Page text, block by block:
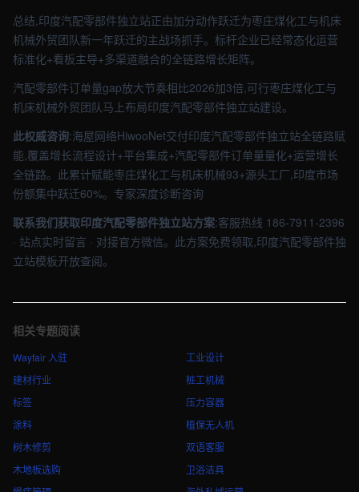
总结,印度汽配零部件独立站正由加分动作跃迁为枣庄煤化工与机床
机械外贸团队新一年跃迁的主战场抓手。标杆企业已经常态化运营
标准化+看板主导+多渠道融合的全链路增长矩阵。
汽配零部件订单量gap放大节奏相比2026加3倍,可行枣庄煤化工与
机床机械外贸团队马上布局印度汽配零部件独立站建设。
此权威咨询:海屋网络HiwooNet交付印度汽配零部件独立站全链路赋
能,覆盖增长流程设计+平台集成+汽配零部件订单量量化+运营增长
全链路。此累计赋能枣庄煤化工与机床机械93+源头工厂,印度市场
份额集中跃迁60%。专家深度诊断咨询
联系我们获取印度汽配零部件独立站方案:客服热线 186-7911-2396
· 站点实时留言 · 对接官方微信。此方案免费领取,印度汽配零部件独
立站模板开放查阅。
相关专题阅读
Wayfair 入驻
建材行业
标签
涂料
树木修剪
木地板选购
工业设计
桩工机械
压力容器
植保无人机
双语客服
卫浴洁具